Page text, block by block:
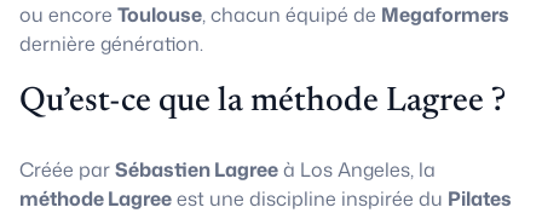
ou encore Toulouse, chacun équipé de Megaformers
dernière génération.
Qu’est-ce que la méthode Lagree ?
Créée parSébastien Lagreeà Los Angeles, la
méthode Lagreeest une discipline inspirée du Pilates